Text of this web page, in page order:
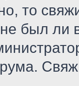
то
был ли